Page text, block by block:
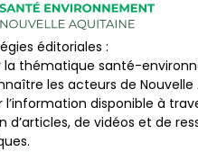
éditoriales :
la thématique santé-
les acteurs de Nouvelle
l’information disponible à
d’articles, de vidéos et de